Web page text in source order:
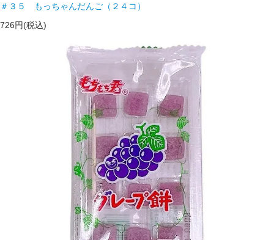
＃３５ もっちゃんだんご（２４コ）
726円(税込)